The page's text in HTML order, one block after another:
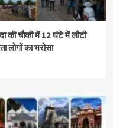
चौकी में 12 घंटे में लौटी
का भरोसा